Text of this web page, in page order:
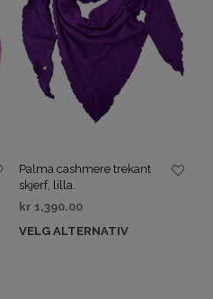
Palma cashmere trekant
skjerf, lilla.
kr 1,390.00
VELG ALTERNATIV